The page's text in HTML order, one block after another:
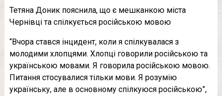
Тетяна Доник пояснила, що є мешканкою міста
Чернівці та спілкується російською мовою
“Вчора стався інцидент, коли я спілкувалася з
молодими хлопцями. Хлопці говорили російською та
українською мовами. Я говорила російською мовою.
Питання стосувалися тільки мови. Я розумію
українську, але в основному спілкуюся російською”,